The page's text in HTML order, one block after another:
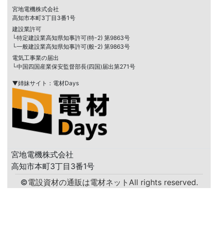
宮地電機株式会社
高知市本町3丁目3番1号
建設業許可
└特定建設業高知県知事許可(特-2) 第9863号
└一般建設業高知県知事許可(般-2) 第9863号
電気工事業の届出
└中国四国産業保安監督部長(四国)届出第271号
▼姉妹サイト：電材Days
宮地電機株式会社
高知市本町3丁目3番1号
©電設資材の通販は電材ネット All rights reserved.